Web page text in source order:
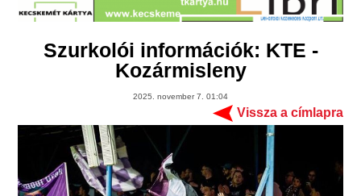
Szurkolói információk: KTE -
Kozármisleny
2025. november 7. 01:04
Vissza a címlapra